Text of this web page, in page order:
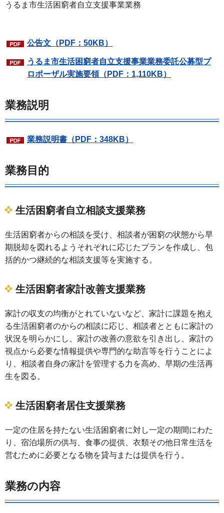
うるま市生活困窮者自立支援事業業務
公告文（PDF：50KB）
うるま市生活困窮者自立支援事業業務委託公募型プ
ロポーザル実施要領（PDF：1,110KB）
業務説明
業務説明書（PDF：348KB）
業務目的
生活困窮者自立相談支援業務
生活困窮者からの相談を受け、相談者が困窮の状態から早
期脱却を図れるようそれぞれに応じたプランを作成し、包
括的かつ継続的な相談支援等を実施する。
生活困窮者家計改善支援業務
家計の収支の均衡がとれていないなど、家計に課題を抱え
る生活困窮者のからの相談に応じ、相談者とともに家計の
状況を明らかにし、家計の改善の意欲を引き出し、家計の
視点から必要な情報提供や専門的な助言等を行うことによ
り、相談者自身の家計を管理する力を高め、早期の生活再
生を図る。
生活困窮者居住支援業務
一定の住居を持たない生活困窮者に対し一定の期間にわた
り、宿泊場所の供与、食事の提供、衣類その他日常生活を
営むために必要となる物を貸与または提供を行う。
業務の内容